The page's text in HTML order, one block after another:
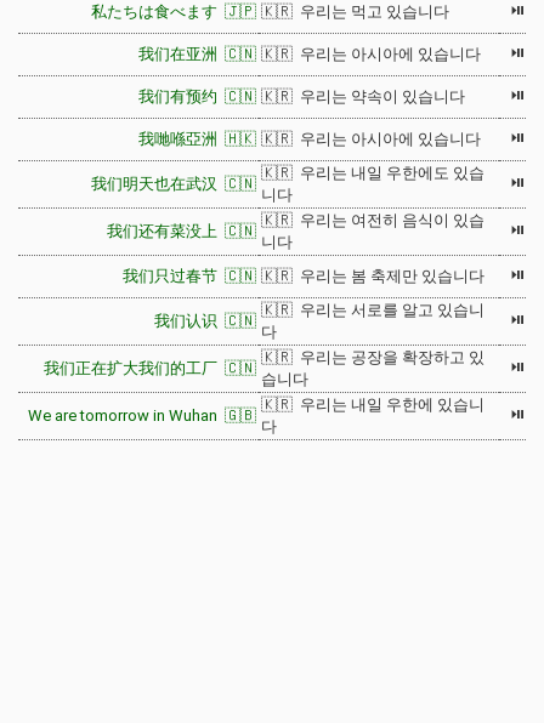
私たちは食べます 🇯🇵 🇰🇷 우리는 먹고 있습니다 ⏯
我们在亚洲 🇨🇳 🇰🇷 우리는 아시아에 있습니다 ⏯
我们有预约 🇨🇳 🇰🇷 우리는 약속이 있습니다 ⏯
我哋喺亞洲 🇭🇰 🇰🇷 우리는 아시아에 있습니다 ⏯
我们明天也在武汉 🇨🇳
🇰🇷 우리는 내일 우한에도 있습
니다
⏯
我们还有菜没上 🇨🇳
🇰🇷 우리는 여전히 음식이 있습
니다
⏯
我们只过春节 🇨🇳 🇰🇷 우리는 봄 축제만 있습니다 ⏯
我们认识 🇨🇳
🇰🇷 우리는 서로를 알고 있습니
다
⏯
我们正在扩大我们的工厂 🇨🇳
🇰🇷 우리는 공장을 확장하고 있
습니다
⏯
We are tomorrow in Wuhan 🇬🇧
🇰🇷 우리는 내일 우한에 있습니
다
⏯